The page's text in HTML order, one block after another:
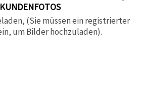
KUNDENFOTOS
(Sie müssen ein registrierter
um Bilder hochzuladen).